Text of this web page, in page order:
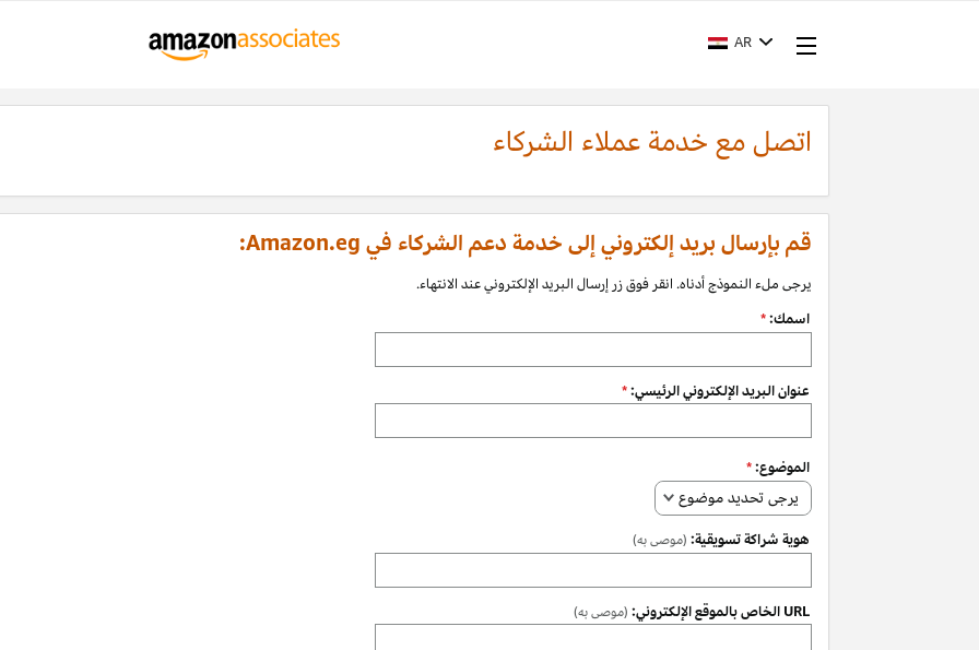
AR
اتصل مع خدمة عملاء الشركاء
قم بإرسال بريد إلكتروني إلى خدمة دعم الشركاء في Amazon.eg:
يرجى ملء النموذج أدناه. انقر فوق زر إرسال البريد الإلكتروني عند الانتهاء.
اسمك:*
عنوان البريد الإلكتروني الرئيسي:*
الموضوع:*
يرجى تحديد موضوع
هوية شراكة تسويقية: (موصى به)
URL الخاص بالموقع الإلكتروني: (موصى به)